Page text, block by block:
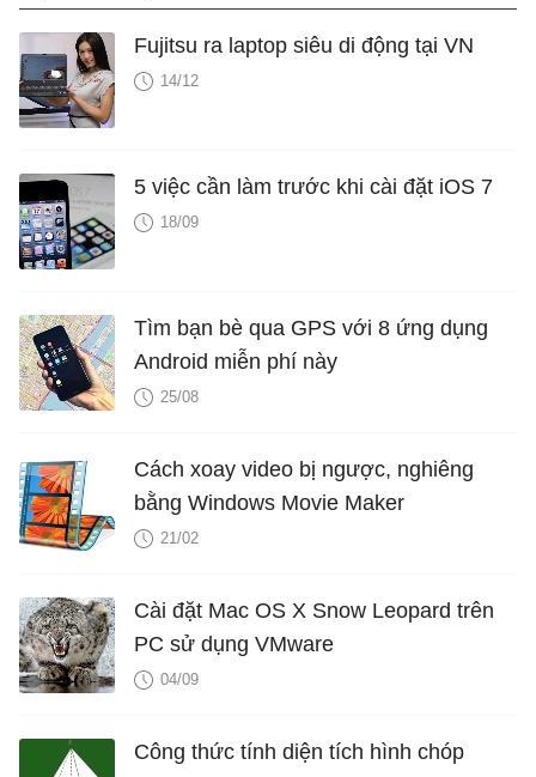
Fujitsu ra laptop siêu di động tại VN
14/12
5 việc cần làm trước khi cài đặt iOS 7
18/09
Tìm bạn bè qua GPS với 8 ứng dụng
Android miễn phí này
25/08
Cách xoay video bị ngược, nghiêng
bằng Windows Movie Maker
21/02
Cài đặt Mac OS X Snow Leopard trên
PC sử dụng VMware
04/09
Công thức tính diện tích hình chóp